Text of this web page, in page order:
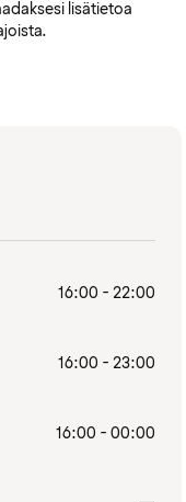
lisätietoa
16:00 - 22:00
16:00 - 23:00
16:00 - 00:00